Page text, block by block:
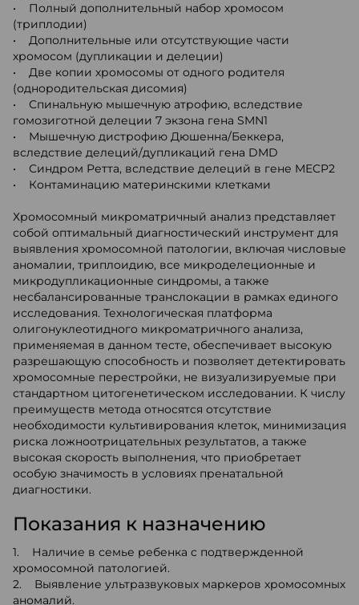
• Полный дополнительный набор хромосом
(триплодии)
• Дополнительные или отсутствующие части
хромосом (дупликации и делеции)
• Две копии хромосомы от одного родителя
(однородительская дисомия)
• Спинальную мышечную атрофию, вследствие
гомозиготной делеции 7 экзона гена SMN1
• Мышечную дистрофию Дюшенна/Беккера,
вследствие делеций/дупликаций гена DMD
• Синдром Ретта, вследствие делеций в гене MECP2
• Контаминацию материнскими клетками
Хромосомный микроматричный анализ представляет
собой оптимальный диагностический инструмент для
выявления хромосомной патологии, включая числовые
аномалии, триплоидию, все микроделеционные и
микродупликационные синдромы, а также
несбалансированные транслокации в рамках единого
исследования. Технологическая платформа
олигонуклеотидного микроматричного анализа,
применяемая в данном тесте, обеспечивает высокую
разрешающую способность и позволяет детектировать
хромосомные перестройки, не визуализируемые при
стандартном цитогенетическом исследовании. К числу
преимуществ метода относятся отсутствие
необходимости культивирования клеток, минимизация
риска ложноотрицательных результатов, а также
высокая скорость выполнения, что приобретает
особую значимость в условиях пренатальной
диагностики.
Показания к назначению
1. Наличие в семье ребенка с подтвержденной
хромосомной патологией.
2. Выявление ультразвуковых маркеров хромосомных
аномалий.